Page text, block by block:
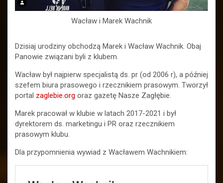
Wacław i Marek Wachnik
Dzisiaj urodziny obchodzą Marek i Wacław Wachnik. Obaj
Panowie związani byli z klubem.
Wacław był najpierw specjalistą ds. pr (od 2006 r), a później
szefem biura prasowego i rzecznikiem prasowym. Tworzył
portal zaglebie.org oraz gazetę Nasze Zagłębie.
Marek pracował w klubie w latach 2017-2021 i był
dyrektorem ds. marketingu i PR oraz rzecznikiem
prasowym klubu.
Dla przypomnienia wywiad z Wacławem Wachnikiem: